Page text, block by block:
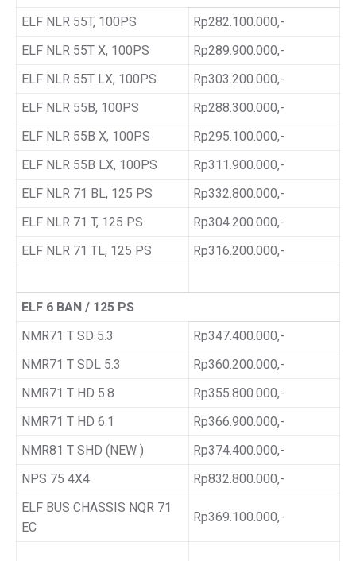
ELF NLR 55T, 100PS
Rp282.100.000,-
ELF NLR 55T X, 100PS
Rp289.900.000,-
ELF NLR 55T LX, 100PS
Rp303.200.000,-
ELF NLR 55B, 100PS
Rp288.300.000,-
ELF NLR 55B X, 100PS
Rp295.100.000,-
ELF NLR 55B LX, 100PS
Rp311.900.000,-
ELF NLR 71 BL, 125 PS
Rp332.800.000,-
ELF NLR 71 T, 125 PS
Rp304.200.000,-
ELF NLR 71 TL, 125 PS
Rp316.200.000,-
ELF 6 BAN / 125 PS
NMR71 T SD 5.3
Rp347.400.000,-
NMR71 T SDL 5.3
Rp360.200.000,-
NMR71 T HD 5.8
Rp355.800.000,-
NMR71 T HD 6.1
Rp366.900.000,-
NMR81 T SHD (NEW )
Rp374.400.000,-
NPS 75 4X4
Rp832.800.000,-
ELF BUS CHASSIS NQR 71
EC
Rp369.100.000,-